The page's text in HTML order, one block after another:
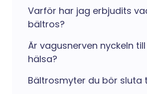
Varför har jag erbjudits
bältros?
Är vagusnerven nyckeln
hälsa?
Bältrosmyter du bör sluta